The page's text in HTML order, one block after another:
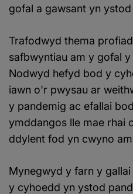
gofal a gawsant yn
Trafodwyd thema
safbwyntiau am y gofal
Nodwyd hefyd bod y
iawn o'r pwysau ar
y pandemig ac efallai
ymddangos lle mae rhai
ddylent fod yn cwyno am
Mynegwyd y farn y
y cyhoedd yn ystod